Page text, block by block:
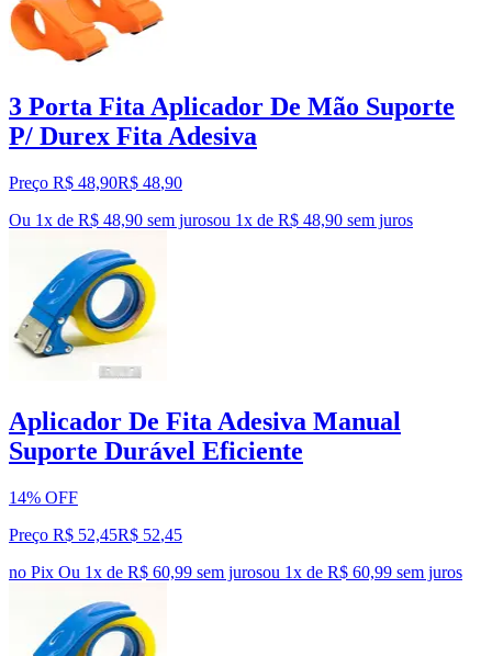
3 Porta Fita Aplicador De Mão Suporte
P/ Durex Fita Adesiva
Preço R$ 48,90R$ 48,90
Ou 1x de R$ 48,90 sem jurosou 1x de R$ 48,90 sem juros
Aplicador De Fita Adesiva Manual
Suporte Durável Eficiente
14% OFF
Preço R$ 52,45R$ 52,45
no Pix Ou 1x de R$ 60,99 sem jurosou 1x de R$ 60,99 sem juros